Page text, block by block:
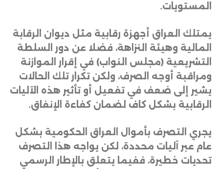
المستويات.
يمتلك العراق أجهزة رقابية مثل ديوان الرقابة
المالية وهيئة النزاهة، فضلا عن دور السلطة
التشريعية (مجلس النواب) في إقرار الموازنة
ومراقبة أوجه الصرف، ولكن تكرار تلك الحالات
يشير إلى ضعف في تفعيل أو تأثير هذه الآليات
الرقابية بشكل كاف لضمان كفاءة الإنفاق.
يجري التصرف بأموال العراق الحكومية بشكل
عام عبر آليات محددة، لكن يواجه هذا التصرف
تحديات خطيرة، ففيما يتعلق بالإطار الرسمي